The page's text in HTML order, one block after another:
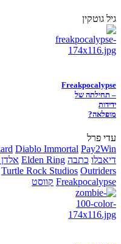
גיל גוטקין
Freakpocalypse
– תחילתה של
ידידות
מופלאה?
עדי פרל
Diablo Immortal Pay2Win
דיאבלו כתבה Elden Ring אלדן
Turtle Rock Studios Outriders
Freakpocalypse קווסט